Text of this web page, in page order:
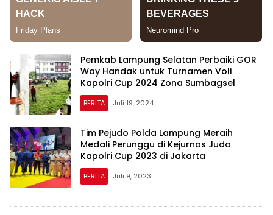
Pemkab Lampung Selatan Perbaiki GOR
Way Handak untuk Turnamen Voli
Kapolri Cup 2024 Zona Sumbagsel
BERITA Juli 19, 2024
Tim Pejudo Polda Lampung Meraih
Medali Perunggu di Kejurnas Judo
Kapolri Cup 2023 di Jakarta
BERITA Juli 9, 2023